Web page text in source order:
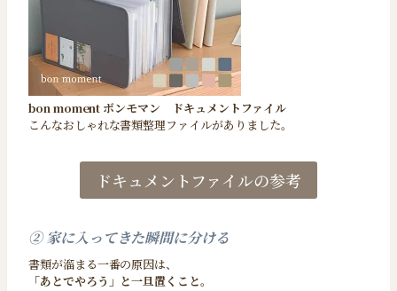
bon moment ボンモマン ドキュメントファイル
こんなおしゃれな書類整理ファイルがありました。
ドキュメントファイルの参考
② 家に入ってきた瞬間に分ける
書類が溜まる一番の原因は、
「あとでやろう」と一旦置くこと。